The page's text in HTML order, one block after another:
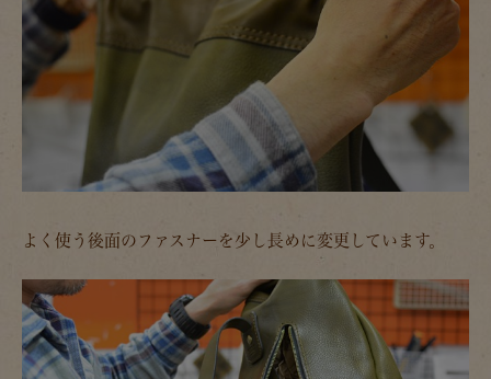
よく使う後面のファスナーを少し長めに変更しています。